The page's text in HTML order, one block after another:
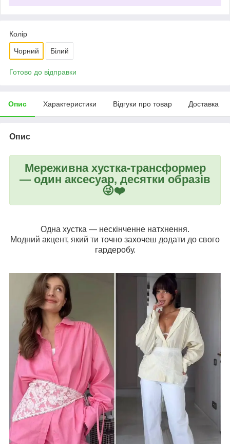
Колір
Чорний Білий
Готово до відправки
Опис Характеристики Відгуки про товар Доставка
Опис
Мереживна хустка-трансформер
— один аксесуар, десятки образів
😜❤️
Одна хустка — нескінченне натхнення.
Модний акцент, який ти точно захочеш додати до свого
гардеробу.